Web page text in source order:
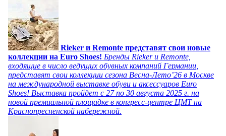
Rieker и Remonte представят свои новые
коллекции на Euro Shoes! Бренды Rieker и Remonte,
входящие в число ведущих обувных компаний Германии,
представят свои коллекции сезона Весна-Лето’26 в Москве
на международной выставке обуви и аксессуаров Euro
Shoes! Выставка пройдет c 27 по 30 августа 2025 г. на
новой премиальной площадке в конгресс-центре ЦМТ на
Краснопресненской набережной.